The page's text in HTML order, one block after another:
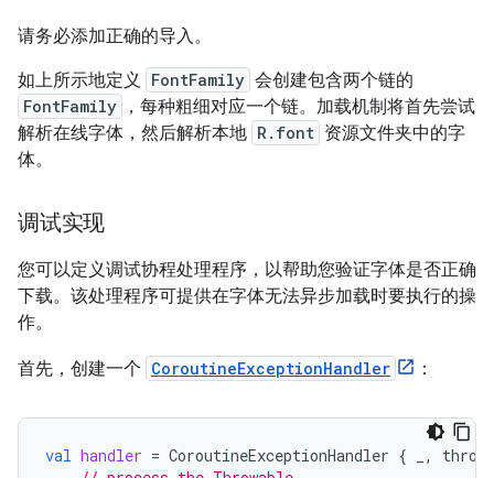
请务必添加正确的导入。
如上所示地定义
FontFamily 会创建包含两个链的
FontFamily
，每种粗细对应一个链。加载机制将首先尝试
解析在线字体，然后解析本地 R.font 资源文件夹中的字
体。
调试实现
您可以定义调试协程处理程序，以帮助您验证字体是否正确
下载。该处理程序可提供在字体无法异步加载时要执行的操
作。
首先，创建一个 CoroutineExceptionHandler ：
val handler = CoroutineExceptionHandler { ,